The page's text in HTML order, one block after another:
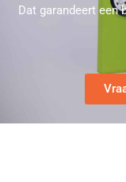
Dat garandeert een